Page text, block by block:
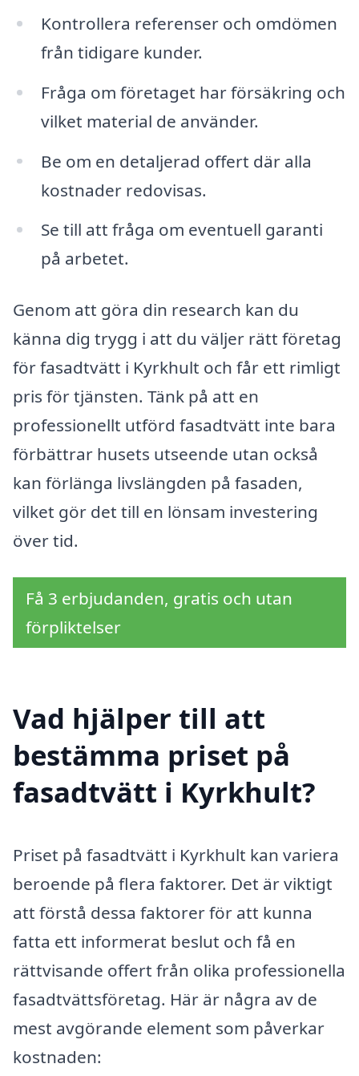
Kontrollera referenser och omdömen
från tidigare kunder.
Fråga om företaget har försäkring och
vilket material de använder.
Be om en detaljerad offert där alla
kostnader redovisas.
Se till att fråga om eventuell garanti
på arbetet.
Genom att göra din research kan du
känna dig trygg i att du väljer rätt företag
för fasadtvätt i Kyrkhult och får ett rimligt
pris för tjänsten. Tänk på att en
professionellt utförd fasadtvätt inte bara
förbättrar husets utseende utan också
kan förlänga livslängden på fasaden,
vilket gör det till en lönsam investering
över tid.
Få 3 erbjudanden, gratis och utan
förpliktelser
Vad hjälper till att
bestämma priset på
fasadtvätt i Kyrkhult?
Priset på fasadtvätt i Kyrkhult kan variera
beroende på flera faktorer. Det är viktigt
att förstå dessa faktorer för att kunna
fatta ett informerat beslut och få en
rättvisande offert från olika professionella
fasadtvättsföretag. Här är några av de
mest avgörande element som påverkar
kostnaden: